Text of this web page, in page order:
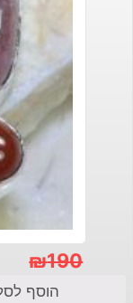
₪190
הוסף